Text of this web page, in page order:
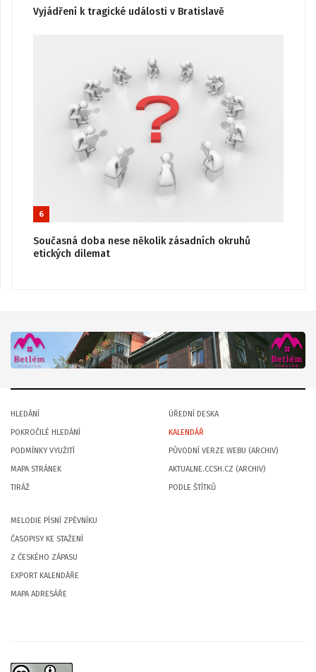
Vyjádření k tragické události v Bratislavě
6
Současná doba nese několik zásadních okruhů
etických dilemat
HLEDÁNÍ
POKROČILÉ HLEDÁNÍ
PODMÍNKY VYUŽITÍ
MAPA STRÁNEK
TIRÁŽ
ÚŘEDNÍ DESKA
KALENDÁŘ
PŮVODNÍ VERZE WEBU (ARCHIV)
AKTUALNE.CCSH.CZ (ARCHIV)
PODLE ŠTÍTKŮ
MELODIE PÍSNÍ ZPĚVNÍKU
ČASOPISY KE STAŽENÍ
Z ČESKÉHO ZÁPASU
EXPORT KALENDÁŘE
MAPA ADRESÁŘE